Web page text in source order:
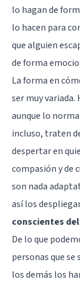
lo hagan de
lo hacen para
que alguien
de forma
La forma en
ser muy variada.
aunque lo
incluso, traten
despertar en
compasión y de
son nada
así los
conscientes
De lo que
personas que
los demás los